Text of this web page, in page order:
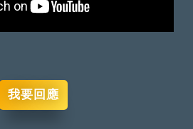
我要回應